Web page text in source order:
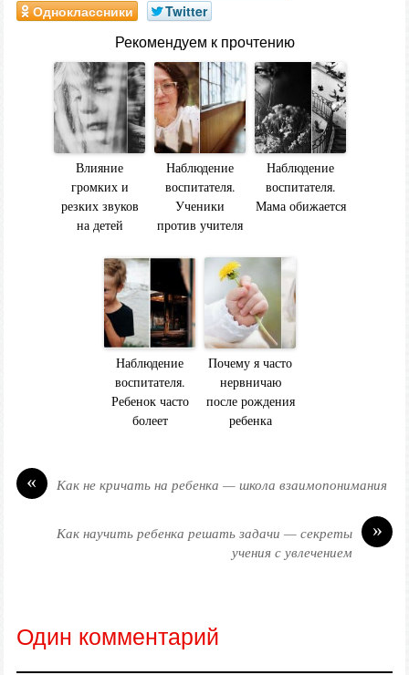
Одноклассники
Twitter
Рекомендуем к прочтению
Влияние
громких и
резких звуков
на детей
Наблюдение
воспитателя.
Ученики
против учителя
Наблюдение
воспитателя.
Мама обижается
Наблюдение
воспитателя.
Ребенок часто
болеет
Почему я часто
нервничаю
после рождения
ребенка
« Как не кричать на ребенка — школа взаимопонимания
»
Как научить ребенка решать задачи — секреты
учения с увлечением
Один комментарий